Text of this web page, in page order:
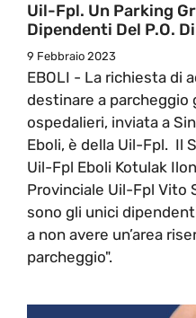
Uil-Fpl. Un Parking
Dipendenti Del P.O.
9 Febbraio 2023
EBOLI - La richiesta di
destinare a
ospedalieri, inviata a
Eboli, è della Uil-Fpl. Il
Uil-Fpl Eboli Kotulak
Provinciale Uil-Fpl Vito
sono gli unici
a non avere un’area
parcheggio".